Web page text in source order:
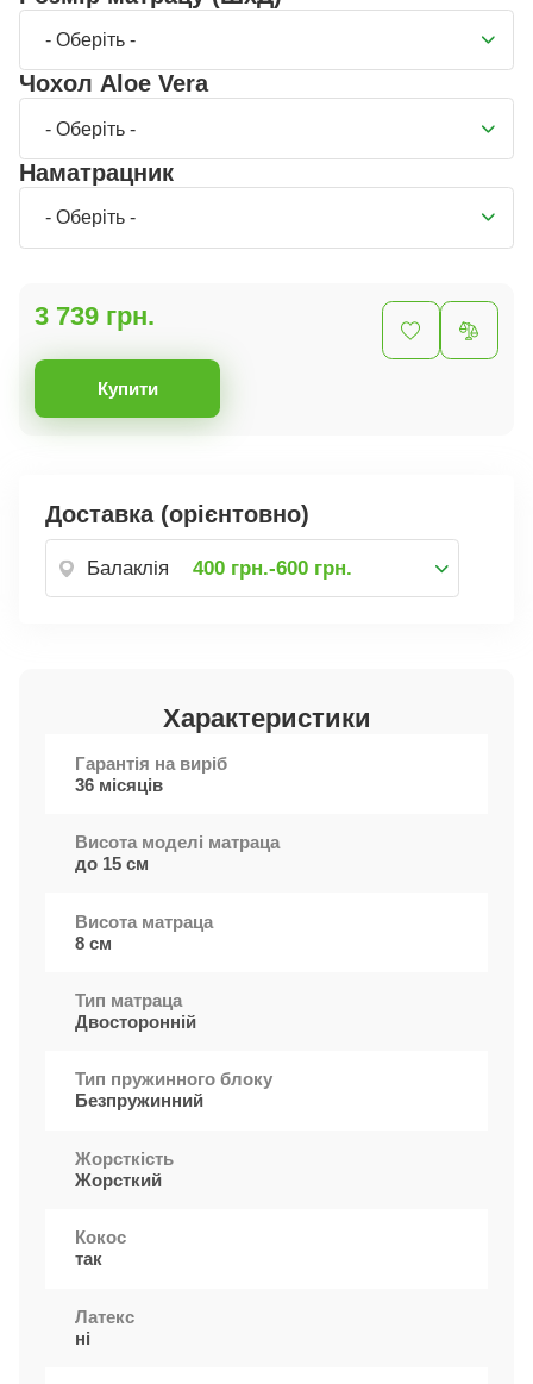
- Оберіть -
Чохол Aloe Vera
- Оберіть -
Наматрацник
- Оберіть -
3 739 грн.
Купити
Доставка (орієнтовно)
Балаклія 400 грн.-600 грн.
Характеристики
Гарантія на виріб
36 місяців
Висота моделі матраца
до 15 см
Висота матраца
8 см
Тип матраца
Двосторонній
Тип пружинного блоку
Безпружинний
Жорсткість
Жорсткий
Кокос
так
Латекс
ні